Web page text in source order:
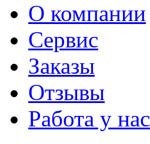
О компании
Сервис
Заказы
Отзывы
Работа у нас